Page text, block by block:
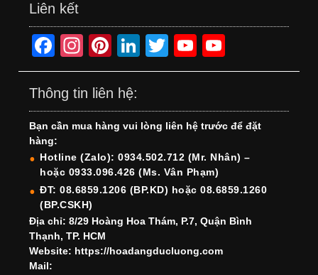
Liên kết
F
a
c
e
b
o
o
k
In
st
a
gr
a
m
Pi
nt
er
e
st
Li
n
e
dI
n
T
wi
er
Y
o
T
u
b
e
o
T
u
b
e
h
Thông tin liên hệ:
Bạn cần mua hàng vui lòng liên hệ trước để đặt
hàng:
Hotline (Zalo): 0934.502.712 (Mr. Nhân) –
hoặc 0933.096.426 (Ms. Vân Phạm)
ĐT: 08.6859.1206 (BP.KD) hoặc 08.6859.1260
(BP.CSKH)
Địa chỉ: 8/29 Hoàng Hoa Thám, P.7, Quận Bình
Thạnh, TP. HCM
Website: https://hoadangducluong.com
Mail: